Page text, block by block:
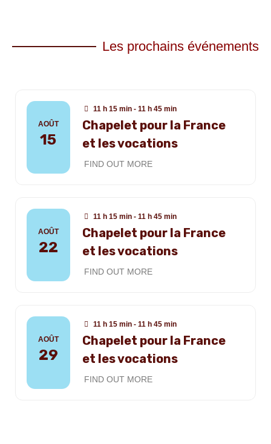
Les prochains événements
AOÛT
15
11 h 15 min - 11 h 45 min
Chapelet pour la France
et les vocations
FIND OUT MORE
AOÛT
22
11 h 15 min - 11 h 45 min
Chapelet pour la France
et les vocations
FIND OUT MORE
AOÛT
29
11 h 15 min - 11 h 45 min
Chapelet pour la France
et les vocations
FIND OUT MORE